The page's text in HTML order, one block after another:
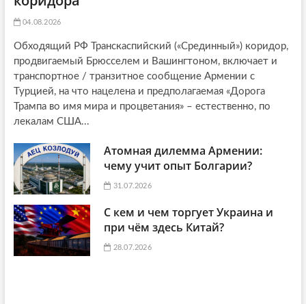
04.08.2026
Обходящий РФ Транскаспийский («Срединный») коридор,
продвигаемый Брюсселем и Вашингтоном, включает и
транспортное / транзитное сообщение Армении с
Турцией, на что нацелена и предполагаемая «Дорога
Трампа во имя мира и процветания» – естественно, по
лекалам США...
Атомная дилемма Армении:
чему учит опыт Болгарии?
31.07.2026
С кем и чем торгует Украина и
при чём здесь Китай?
28.07.2026